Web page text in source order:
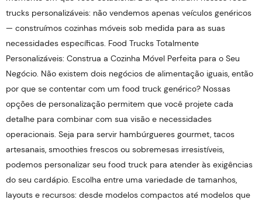
trucks personalizáveis: não vendemos apenas veículos genéricos
— construímos cozinhas móveis sob medida para as suas
necessidades específicas. Food Trucks Totalmente
Personalizáveis: Construa a Cozinha Móvel Perfeita para o Seu
Negócio. Não existem dois negócios de alimentação iguais, então
por que se contentar com um food truck genérico? Nossas
opções de personalização permitem que você projete cada
detalhe para combinar com sua visão e necessidades
operacionais. Seja para servir hambúrgueres gourmet, tacos
artesanais, smoothies frescos ou sobremesas irresistíveis,
podemos personalizar seu food truck para atender às exigências
do seu cardápio. Escolha entre uma variedade de tamanhos,
layouts e recursos: desde modelos compactos até modelos que